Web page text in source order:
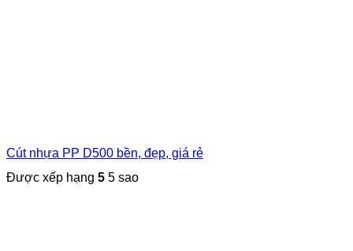
Cút nhựa PP D500 bền, đẹp, giá rẻ
Được xếp hạng 5 5 sao